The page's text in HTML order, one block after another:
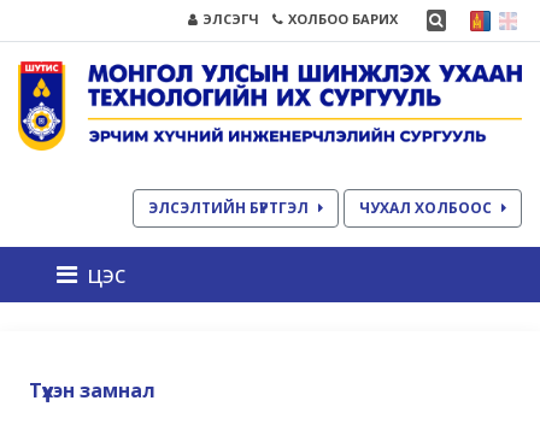
ЭЛСЭГЧ ХОЛБОО БАРИХ
ЭЛСЭЛТИЙН БҮРТГЭЛ ЧУХАЛ ХОЛБООС
цэс
Түүхэн замнал